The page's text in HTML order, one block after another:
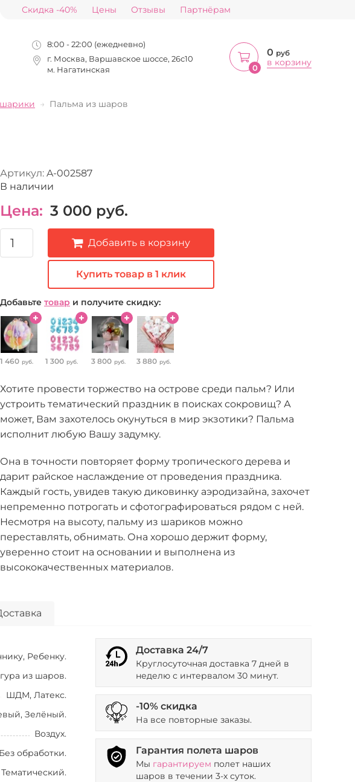
Скидка -40% Цены Отзывы Партнёрам
8:00 - 22:00 (ежедневно)
г. Москва, Варшавское шоссе, 26с10
м. Нагатинская
0
0 руб
в корзину
Пальма из шаров
Артикул: A-002587
В наличии
Цена: 3 000 руб.
Добавить в корзину
Купить товар в 1 клик
Добавьте товар и получите скидку:
1 460 руб. 1 300 руб. 3 800 руб. 3 880 руб.
Хотите провести торжество на острове среди пальм? Или
устроить тематический праздник в поисках сокровищ? А
может, Вам захотелось окунуться в мир экзотики? Пальма
исполнит любую Вашу задумку.
Она в точности повторяет форму тропического дерева и
дарит райское наслаждение от проведения праздника.
Каждый гость, увидев такую диковинку аэродизайна, захочет
непременно потрогать и сфотографироваться рядом с ней.
Несмотря на высоту, пальму из шариков можно
переставлять, обнимать. Она хорошо держит форму,
уверенно стоит на основании и выполнена из
высококачественных материалов.
Ребенку.
из шаров.
ШДМ, Латекс.
Зелёный.
Воздух.
Без обработки.
Тематический.
Доставка 24/7
Круглосуточная доставка 7 дней в
неделю с интервалом 30 минут.
-10% скидка
На все повторные заказы.
Гарантия полета шаров
Мы гарантируем полет наших
шаров в течении 3-х суток.